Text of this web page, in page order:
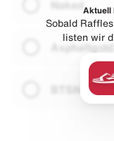
Naked
Asphaltgold
Aktuell
Sobald
listen wir